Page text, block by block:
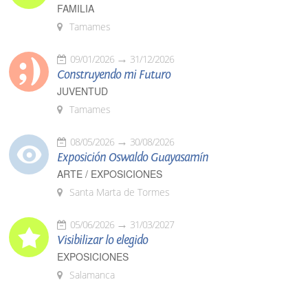
FAMILIA
Tamames
09/01/2026 31/12/2026
Construyendo mi Futuro
JUVENTUD
Tamames
08/05/2026 30/08/2026
Exposición Oswaldo Guayasamín
ARTE / EXPOSICIONES
Santa Marta de Tormes
05/06/2026 31/03/2027
Visibilizar lo elegido
EXPOSICIONES
Salamanca